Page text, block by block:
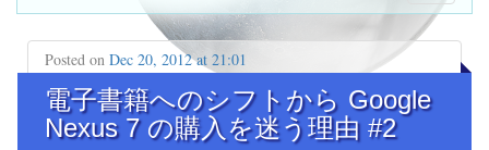
Posted on Dec 20, 2012 at 21:01
電子書籍へのシフトから Google
Nexus 7 の購入を迷う理由 #2